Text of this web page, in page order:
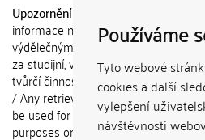
Používáme
Tyto webové
cookies a další
vylepšení
návštěvnosti
Upozornění / Notice:
informace nemohou být použity k
výdělečným účelům nebo vydávány
za studijní, vědeckou nebo jinou
tvůrčí činnost jiné osoby než autora.
/ Any retrieved information shall not
be used for any commercial
purposes or claimed as results of